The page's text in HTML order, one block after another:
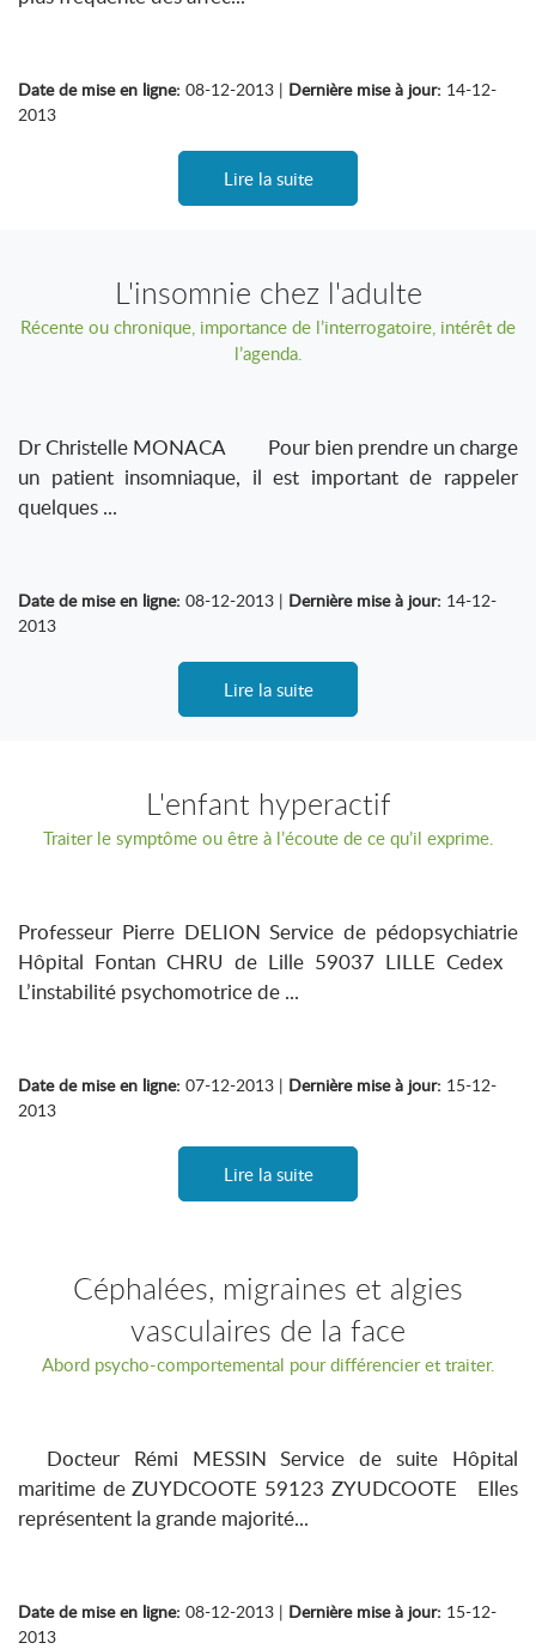
Date de mise en ligne: 08-12-2013 | Dernière mise à jour: 14-12-
2013
Lire la suite
L'insomnie chez l'adulte
Récente ou chronique, importance de l’interrogatoire, intérêt de
l’agenda.
Dr Christelle MONACA Pour bien prendre un charge
un patient insomniaque, il est important de rappeler
quelques ...
Date de mise en ligne: 08-12-2013 | Dernière mise à jour: 14-12-
2013
Lire la suite
L'enfant hyperactif
Traiter le symptôme ou être à l’écoute de ce qu’il exprime.
Professeur Pierre DELION Service de pédopsychiatrie
Hôpital Fontan CHRU de Lille 59037 LILLE Cedex
L’instabilité psychomotrice de ...
Date de mise en ligne: 07-12-2013 | Dernière mise à jour: 15-12-
2013
Lire la suite
Céphalées, migraines et algies
vasculaires de la face
Abord psycho-comportemental pour différencier et traiter.
Docteur Rémi MESSIN Service de suite Hôpital
maritime de ZUYDCOOTE 59123 ZYUDCOOTE Elles
représentent la grande majorité...
Date de mise en ligne: 08-12-2013 | Dernière mise à jour: 15-12-
2013